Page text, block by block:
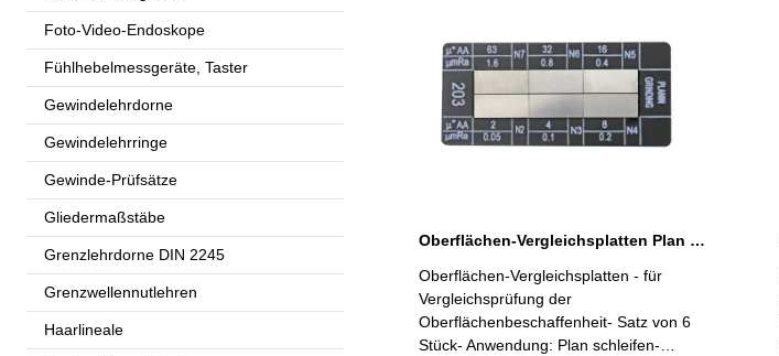
Foto-Video-Endoskope
Fühlhebelmessgeräte, Taster
Gewindelehrdorne
Gewindelehrringe
Gewinde-Prüfsätze
Gliedermaßstäbe
Grenzlehrdorne DIN 2245
Grenzwellennutlehren
Haarlineale
Oberflächen-Vergleichsplatten Plan schleifen
Oberflächen-Vergleichsplatten - für
Vergleichsprüfung der
Oberflächenbeschaffenheit- Satz von 6
Stück- Anwendung: Plan schleifen-